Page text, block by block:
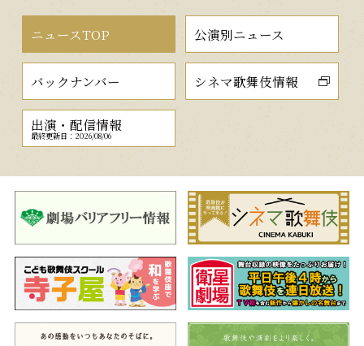
ニュースTOP 公演別ニュース
バックナンバー シネマ歌舞伎情報
出演・配信情報
最終更新日：2026/08/06